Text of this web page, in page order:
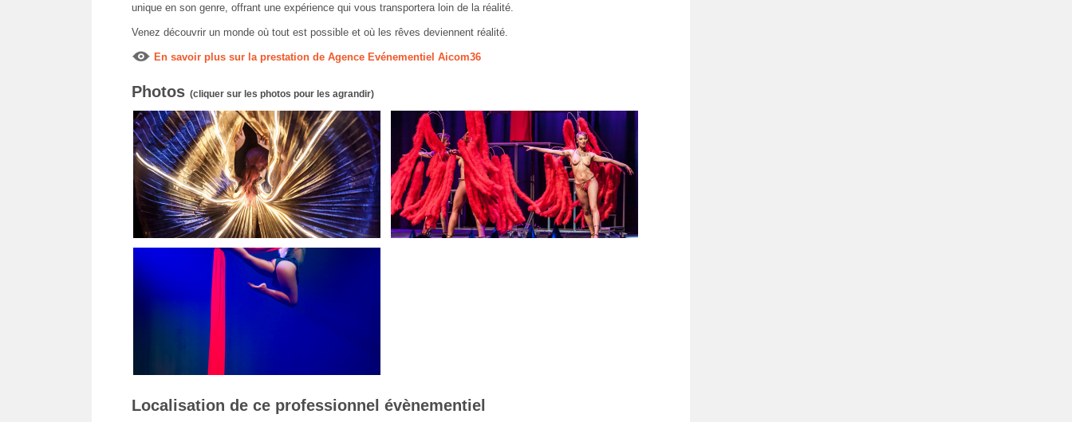
unique en son genre, offrant une expérience qui vous transportera loin de la réalité.
Venez découvrir un monde où tout est possible et où les rêves deviennent réalité.
En savoir plus sur la prestation de Agence Evénementiel Aicom36
Photos (cliquer sur les photos pour les agrandir)
Localisation de ce professionnel évènementiel